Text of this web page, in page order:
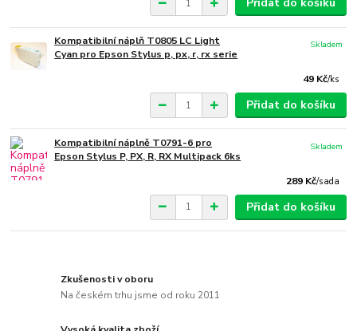
Přidat do košíku
Kompatibilní náplň T0805 LC Light
Cyan pro Epson Stylus p, px, r, rx serie
49 Kč/ks
Skladem
Přidat do košíku
Kompatibilní náplně T0791-6 pro
Epson Stylus P, PX, R, RX Multipack 6ks
289 Kč/sada
Skladem
Přidat do košíku
Zkušenosti v oboru
Na českém trhu jsme od roku 2011